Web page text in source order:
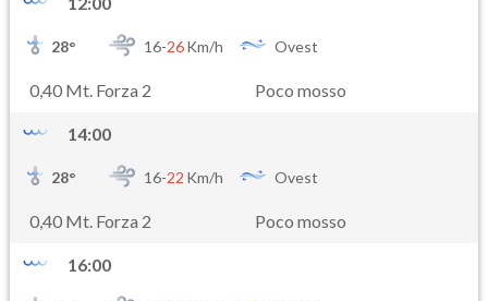
28° 16-26Km/h Ovest
0,40 Mt. Forza 2 Poco mosso
14:00
28° 16-22 Km/h Ovest
0,40 Mt. Forza 2 Poco mosso
16:00